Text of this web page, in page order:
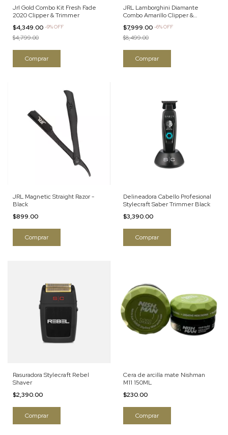
Jrl Gold Combo Kit Fresh Fade
2020 Clipper & Trimmer
$4,349.00 -9%OFF
$4,799.00
JRL Lamborghini Diamante
Combo Amarillo Clipper &
$7,999.00 -6%OFF
$8,499.00
JRL Magnetic Straight Razor -
Black
$899.00
Delineadora Cabello Profesional
Stylecraft Saber Trimmer Black
$3,390.00
Rasuradora Stylecraft Rebel
Shaver
$2,390.00
Cera de arcilla mate Nishman
M11 150ML
$230.00